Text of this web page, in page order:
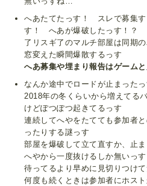
へあたてたっす！ スレで募集す
す！ へあが爆破したっす！？
了リスギ了のマルチ部屋は同期
窓変えた瞬間爆散するっす
へあ募集や埋まり報告はゲーム
なんか途中でロードが止まった
2018年の冬くらいから増えてる
けどぽつぽつ起きてるっす
連続してへやをたてても参加者
ったりする謎っす
部屋を爆破して立て直すか、止
へやから一度抜けるしか無いっす
待ってるより早めに見切りつけ
何度も続くときは参加者にホス